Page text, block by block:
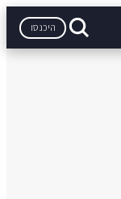
היכנסו